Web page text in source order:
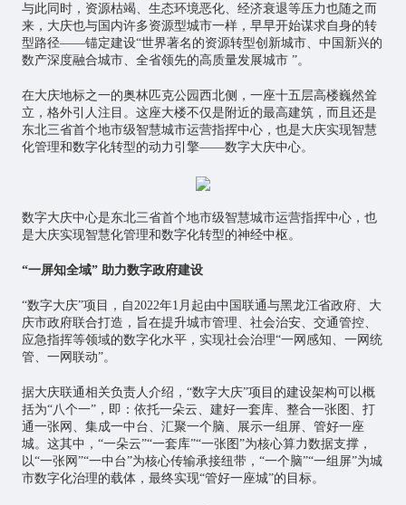
与此同时，资源枯竭、生态环境恶化、经济衰退等压力也随之而
来，大庆也与国内许多资源型城市一样，早早开始谋求自身的转
型路径——锚定建设“世界著名的资源转型创新城市、中国新兴的
数产深度融合城市、全省领先的高质量发展城市 ”。
在大庆地标之一的奥林匹克公园西北侧，一座十五层高楼巍然耸
立，格外引人注目。这座大楼不仅是附近的最高建筑，而且还是
东北三省首个地市级智慧城市运营指挥中心，也是大庆实现智慧
化管理和数字化转型的动力引擎——数字大庆中心。
数字大庆中心是东北三省首个地市级智慧城市运营指挥中心，也
是大庆实现智慧化管理和数字化转型的神经中枢。
“一屏知全域” 助力数字政府建设
“数字大庆”项目，自2022年1月起由中国联通与黑龙江省政府、大
庆市政府联合打造，旨在提升城市管理、社会治安、交通管控、
应急指挥等领域的数字化水平，实现社会治理“一网感知、一网统
管、一网联动”。
据大庆联通相关负责人介绍，“数字大庆”项目的建设架构可以概
括为“八个一”，即：依托一朵云、建好一套库、整合一张图、打
通一张网、集成一中台、汇聚一个脑、展示一组屏、管好一座
城。这其中，“一朵云”“一套库”“一张图”为核心算力数据支撑，
以“一张网”“一中台”为核心传输承接纽带，“一个脑”“一组屏”为城
市数字化治理的载体，最终实现“管好一座城”的目标。